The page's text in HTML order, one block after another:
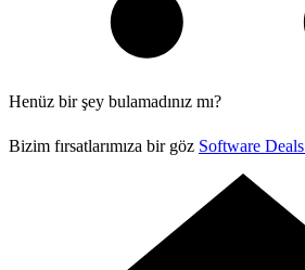
Henüz bir şey bulamadınız mı?
Bizim fırsatlarımıza bir göz Software Deals